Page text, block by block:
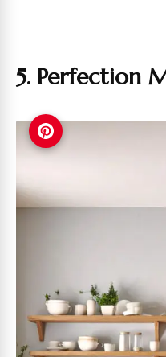
5. Perfection